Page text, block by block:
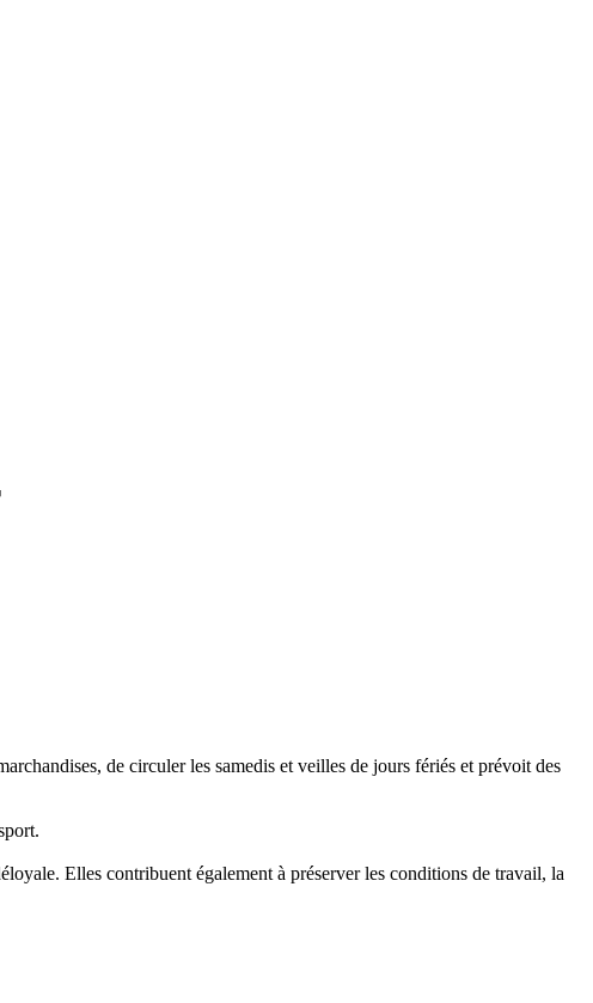
de circuler les samedis et veilles de jours fériés et prévoit des
Elles contribuent également à préserver les conditions de travail, la